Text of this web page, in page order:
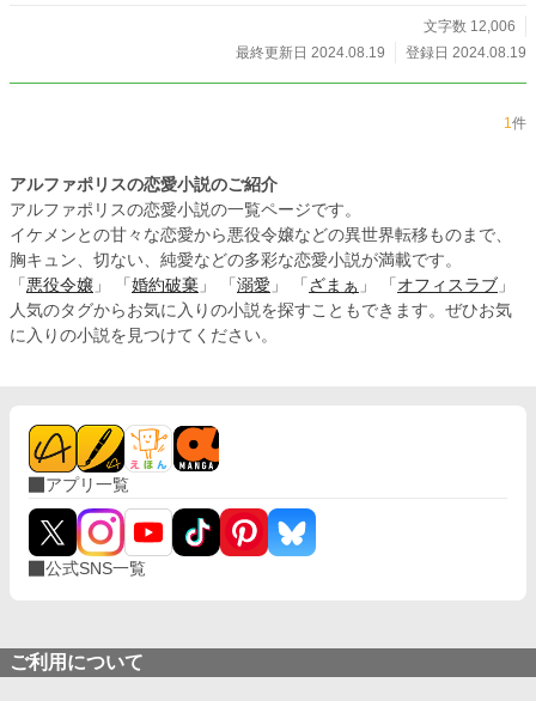
文字数 12,006
最終更新日 2024.08.19
登録日 2024.08.19
1件
アルファポリスの恋愛小説のご紹介
アルファポリスの恋愛小説の一覧ページです。
イケメンとの甘々な恋愛から悪役令嬢などの異世界転移ものまで、
胸キュン、切ない、純愛などの多彩な恋愛小説が満載です。
「 悪役令嬢 」 「 婚約破棄 」 「 溺愛 」 「 ざまぁ 」 「 オフィスラブ 」
人気のタグからお気に入りの小説を探すこともできます。ぜひお気
に入りの小説を見つけてください。
アプリ一覧
公式SNS一覧
ご利用について